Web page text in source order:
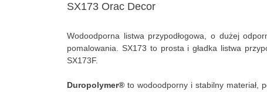
SX173 Orac Decor
Wodoodporna listwa przypodłogowa, o dużej
pomalowania. SX173 to prosta i gładka listwa
SX173F.
Duropolymer® to wodoodporny i stabilny materiał,